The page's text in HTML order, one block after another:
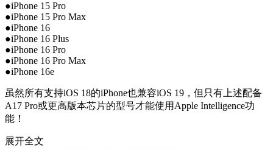
●iPhone 15 Pro
●iPhone 15 Pro Max
●iPhone 16
●iPhone 16 Plus
●iPhone 16 Pro
●iPhone 16 Pro Max
●iPhone 16e
虽然所有支持iOS 18的iPhone也兼容iOS 19，但只有上述配备
A17 Pro或更高版本芯片的型号才能使用Apple Intelligence功
能！
展开全文